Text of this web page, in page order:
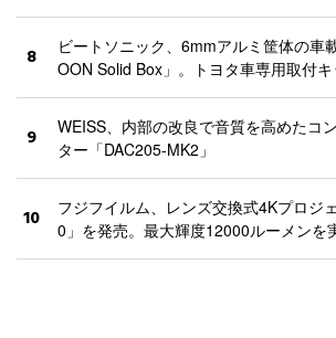
8
ビートソニック、6mmアルミ筐体の車
OON Solid Box」。トヨタ車専用取付キ
9
WEISS、内部の改良で音質を高めたコ
ター「DAC205-MK2」
10
フジフイルム、レンズ交換式4Kプロジ
0」を発売。最大輝度12000ルーメンを